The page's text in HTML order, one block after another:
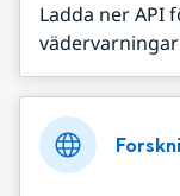
Ladda ner API
vädervarningar